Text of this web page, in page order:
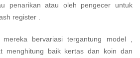
penarikan atau oleh pengecer untuk
register .
mereka bervariasi tergantung model ,
menghitung baik kertas dan koin dan